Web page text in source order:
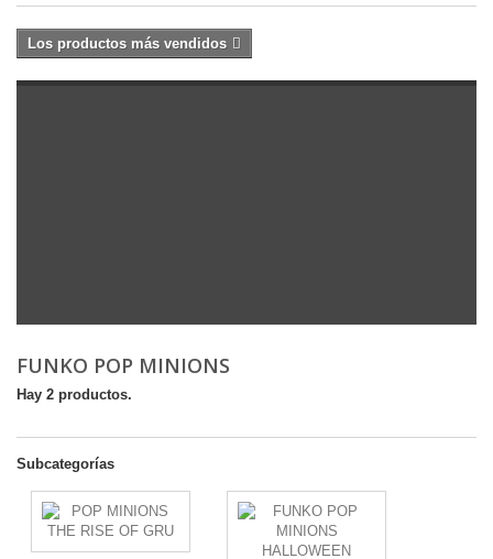
Los productos más vendidos
FUNKO POP MINIONS
Hay 2 productos.
Subcategorías